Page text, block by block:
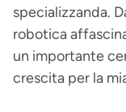
specializzanda.
robotica
un importante
crescita per la